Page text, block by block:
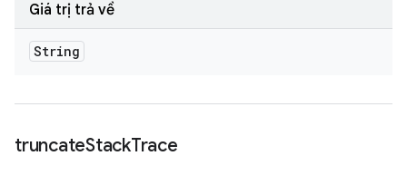
Giá trị trả về
String
truncateStackTrace